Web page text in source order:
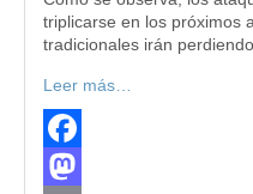
triplicarse en los próximos
tradicionales irán
Leer más…
Facebook